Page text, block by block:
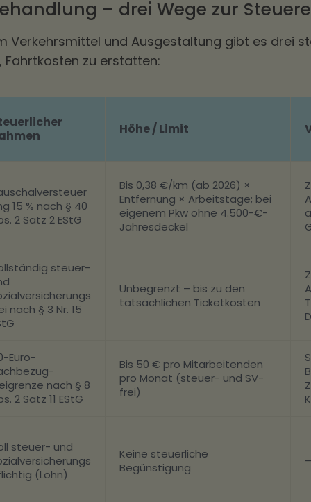
– drei Wege zur
Verkehrsmittel und Ausgestaltung gibt es drei
zu erstatten:
Höhe / Limit
15 % nach § 40
2 Satz 2 EStG
Bis 0,38 €/km (ab 2026) ×
Entfernung × Arbeitstage; bei
eigenem Pkw ohne 4.500-€-
Jahresdeckel
steuer-
nach § 3 Nr. 15
Unbegrenzt – bis zu den
tatsächlichen Ticketkosten
Euro-
nach § 8
2 Satz 11 EStG
Bis 50 € pro Mitarbeitenden
pro Monat (steuer- und SV-
frei)
steuer- und
(Lohn)
Keine steuerliche
Begünstigung